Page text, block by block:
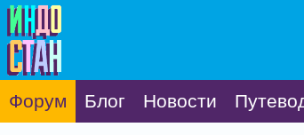
Форум Блог Новости